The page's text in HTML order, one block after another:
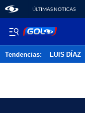
ÚLTIMAS NOTICAS
Tendencias: LUIS DÍAZ